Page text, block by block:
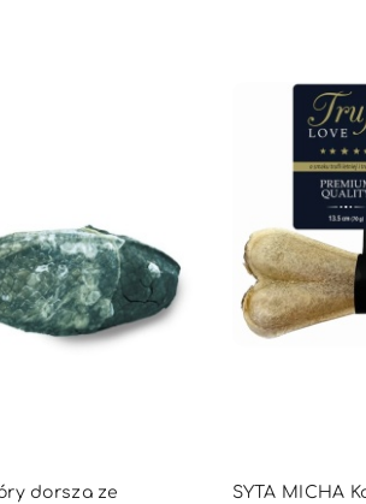
dorsza ze
SYTA MICHA